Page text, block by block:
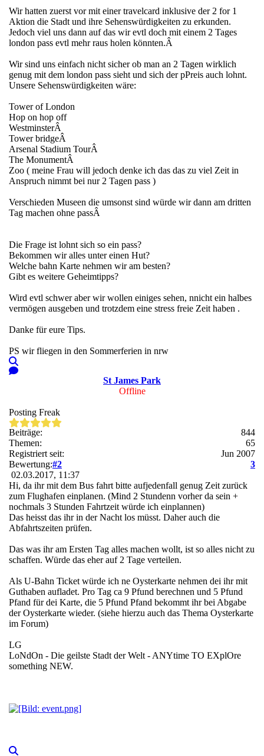
Wir hatten zuerst vor mit einer travelcard inklusive der 2 for 1
Aktion die Stadt und ihre Sehenswürdigkeiten zu erkunden.
Jedoch viel uns dann auf das wir evtl doch mit einem 2 Tages
london pass evtl mehr raus holen könnten.Â
Wir sind uns einfach nicht sicher ob man an 2 Tagen wirklich
genug mit dem london pass sieht und sich der pPreis auch lohnt.
Unsere Sehenswürdigkeiten wäre:
Tower of London
Hop on hop off
WestminsterÂ
Tower bridgeÂ
Arsenal Stadium TourÂ
The MonumentÂ
Zoo ( meine Frau will jedoch denke ich das das zu viel Zeit in
Anspruch nimmt bei nur 2 Tagen pass )
Verschieden Museen die umsonst sind würde wir dann am dritten
Tag machen ohne passÂ
Die Frage ist lohnt sich so ein pass?
Bekommen wir alles unter einen Hut?
Welche bahn Karte nehmen wir am besten?
Gibt es weitere Geheimtipps?
Wird evtl schwer aber wir wollen einiges sehen, nnicht ein halbes
vermögen ausgeben und trotzdem eine stress freie Zeit haben .
Danke für eure Tips.
PS wir fliegen in den Sommerferien in nrw
St James Park
Offline
Posting Freak
Beiträge:
844
Themen:
65
Registriert seit:
Jun 2007
Bewertung:
3
#2
02.03.2017, 11:37
Hi, da ihr mit dem Bus fahrt bitte aufjedenfall genug Zeit zurück
zum Flughafen einplanen. (Mind 2 Stundenn vorher da sein +
nochmals 3 Stunden Fahrtzeit würde ich einplannen)
Das heisst das ihr in der Nacht los müsst. Daher auch die
Abfahrtszeiten prüfen.
Das was ihr am Ersten Tag alles machen wollt, ist so alles nicht zu
schaffen. Würde das eher auf 2 Tage verteilen.
Als U-Bahn Ticket würde ich ne Oysterkarte nehmen dei ihr mit
Guthaben aufladet. Pro Tag ca 9 Pfund berechnen und 5 Pfund
Pfand für dei Karte, die 5 Pfund Pfand bekommt ihr bei Abgabe
der Oysterkarte wieder. (siehe hierzu auch das Thema Oysterkarte
im Forum)
LG
LoNdOn - Die geilste Stadt der Welt - ANYtime TO EXplOre
something NEW.